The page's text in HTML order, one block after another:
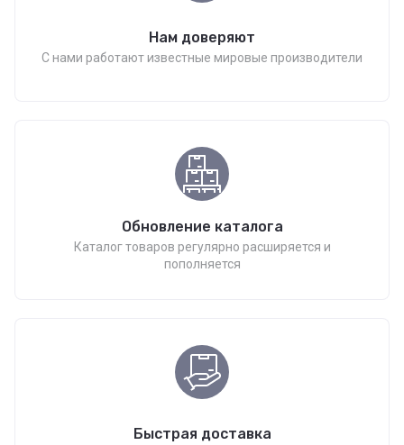
Нам доверяют
С нами работают известные мировые производители
Обновление каталога
Каталог товаров регулярно расширяется и
пополняется
Быстрая доставка